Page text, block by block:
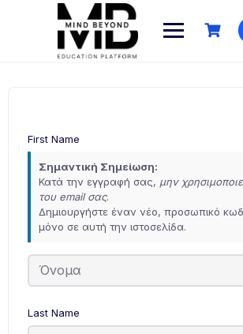
First Name
Σημαντική Σημείωση:
Κατά την εγγραφή σας, μην
του email σας.
Δημιουργήστε έναν νέο, προσωπικό
μόνο σε αυτή την ιστοσελίδα.
Last Name